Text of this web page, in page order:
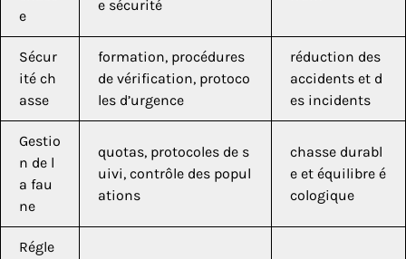
e
e sécurité
Sécur
ité ch
asse
formation, procédures
de vérification, protoco
les d’urgence
réduction des
accidents et d
es incidents
Gestio
n de l
a fau
ne
quotas, protocoles de s
uivi, contrôle des popul
ations
chasse durabl
e et équilibre é
cologique
Régle